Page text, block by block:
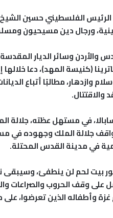
الفلسطيني حسين
ورجال دين مسيحيون
والأردن وسائر الديار
(كنيسة المهد)، دعا
وازدهار، مطالبًا أتباع
والاقتتال.
في مستهل عظته، جلالة
جلالة الملك وجهوده في
في مدينة القدس المحتلة.
بيت لحم لن ينطفئ، وسيبقى
على وقف الحروب والصراعات
وأطفاله الذين تعرضوا،